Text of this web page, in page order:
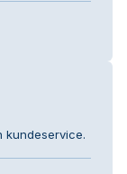
kundeservice.